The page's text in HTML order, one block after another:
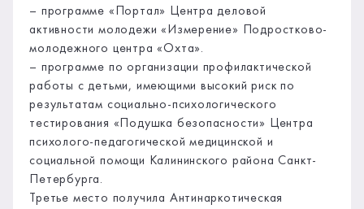
– программе «Портал» Центра деловой
активности молодежи «Измерение» Подростково-
молодежного центра «Охта».
– программе по организации профилактической
работы с детьми, имеющими высокий риск по
результатам социально-психологического
тестирования «Подушка безопасности» Центра
психолого-педагогической медицинской и
социальной помощи Калининского района Санкт-
Петербурга.
Третье место получила Антинаркотическая